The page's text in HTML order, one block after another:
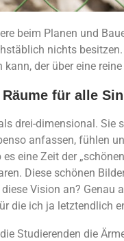
beim Planen und
nichts
der über eine
für alle
drei-dimensional. Sie
anfassen, fühlen
eine Zeit der
Diese schönen
Vision an? Genau
die ich ja letztendlich
Studierenden die